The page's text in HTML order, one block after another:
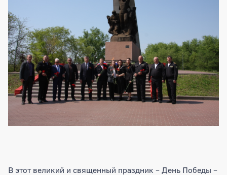
В этот великий и священный праздник – День Победы –